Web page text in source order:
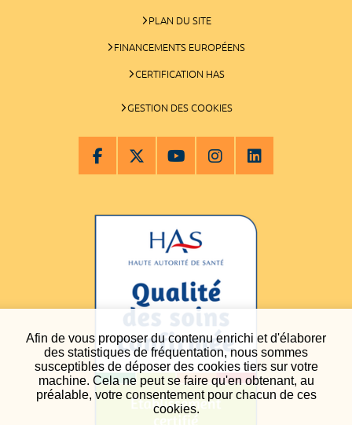
Afin de vous proposer du contenu enrichi et d'élaborer
des statistiques de fréquentation, nous sommes
susceptibles de déposer des cookies tiers sur votre
machine. Cela ne peut se faire qu'en obtenant, au
préalable, votre consentement pour chacun de ces
cookies.
PLAN DU SITE
FINANCEMENTS EUROPÉENS
CERTIFICATION HAS
GESTION DES COOKIES